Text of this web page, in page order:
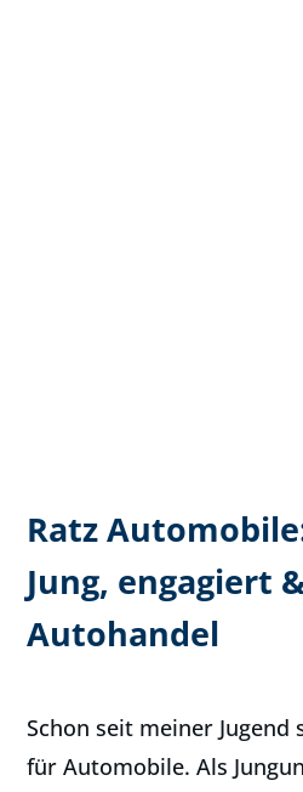
Ratz
Jung, engagiert
Autohandel
Schon seit meiner Jugend
für Automobile. Als